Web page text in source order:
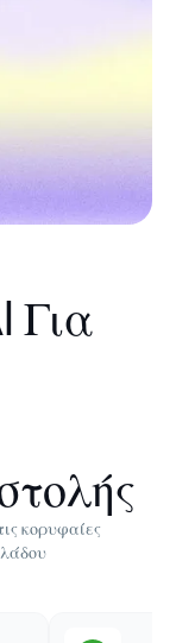
Για
κορυφαίες